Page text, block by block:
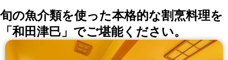
旬の魚介類を使った本格的な割烹料理を
「和田津巳」でご堪能ください。